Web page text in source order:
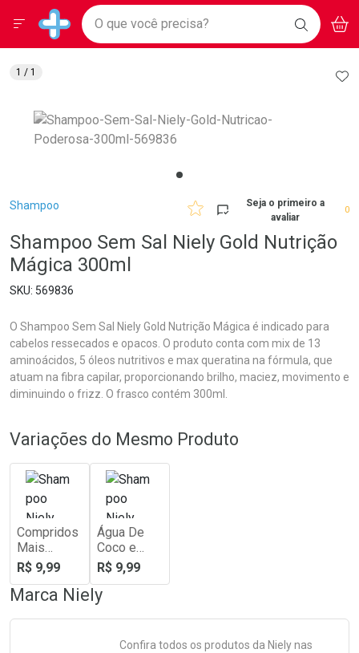
Drogarias Pacheco
Baixe nosso APP e aproveite Ofertas Exclusivas!
BAIXE
O APP
Ir direto para a home
pela página
Ir direto para o conteúdo
Ir direto para a busca
Ir direto para a conta
Ir direto para a notificações
Ir direto para o carrinho
Ir direto para o menu
Faça a sua busca
O que você precisa? BUSCAR
Menu
Breadcrumb
Shampoo
Seja o primeiro a
avaliar
0
Shampoo Sem Sal Niely Gold Nutrição
Mágica 300ml
569836
O Shampoo Sem Sal Niely Gold Nutrição Mágica é indicado para
cabelos ressecados e opacos. O produto conta com mix de 13
aminoácidos, 5 óleos nutritivos e max queratina na fórmula, que
atuam na fibra capilar, proporcionando brilho, maciez, movimento e
diminuindo o frizz. O frasco contém 300ml.
1 / 1
Variações do Mesmo Produto
Compridos
Mais
Fortes
R$ 9,99
Água De
Coco e
Babosa
R$ 9,99
Marca Niely
Confira todos os produtos da Nielynas